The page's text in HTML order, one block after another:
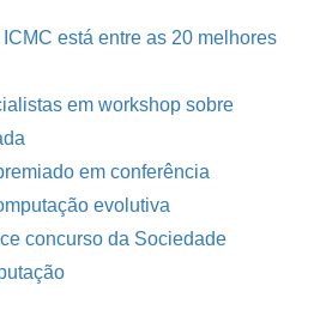
está entre as 20 melhores
em workshop sobre
em conferência
evolutiva
concurso da Sociedade